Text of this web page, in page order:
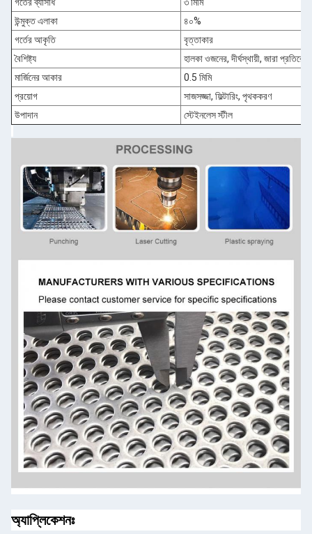
গর্তের ব্যাসার্ধ
৩ মিমি
উন্মুক্ত এলাকা
৪০%
গর্তের আকৃতি
বৃত্তাকার
বৈশিষ্ট্য
হালকা ওজনের, দীর্ঘস্থায়ী, জারা প্রতিরোধী
মার্জিনের আকার
0.5 মিমি
প্রয়োগ
সাজসজ্জা, ফিল্টারিং, পৃথককরণ
উপাদান
স্টেইনলেস স্টীল
অ্যাপ্লিকেশনঃ